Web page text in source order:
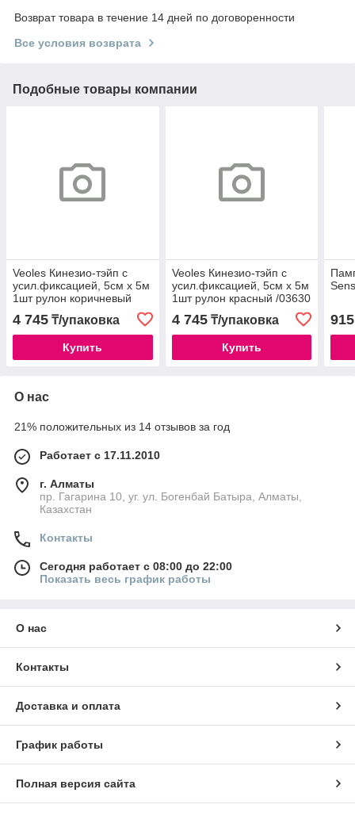
Возврат товара в течение 14 дней по договоренности
Все условия возврата
Подобные товары компании
Veoles Кинезио-тэйп с
усил.фиксацией, 5см х 5м
1шт рулон коричневый
4 745 ₸/упаковка
Купить
Veoles Кинезио-тэйп с
усил.фиксацией, 5см х 5м
1шт рулон красный /03630
4 745₸/упаковка
Купить
915
О нас
21% положительных из 14 отзывов за год
Работает с 17.11.2010
г. Алматы
пр. Гагарина 10, уг. ул. Богенбай Батыра, Алматы,
Казахстан
Контакты
Сегодня работает с 08:00 до 22:00
Показать весь график работы
О нас
Контакты
Доставка и оплата
График работы
Полная версия сайта